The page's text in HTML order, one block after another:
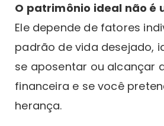
O patrimônio ideal não é
Ele depende de fatores
padrão de vida desejado,
se aposentar ou alcançar
financeira e se você
herança.